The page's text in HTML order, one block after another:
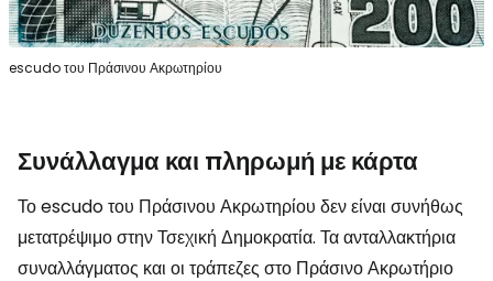
escudo του Πράσινου Ακρωτηρίου
Συνάλλαγμα και πληρωμή με κάρτα
Το escudo του Πράσινου Ακρωτηρίου δεν είναι συνήθως
μετατρέψιμο στην Τσεχική Δημοκρατία. Τα ανταλλακτήρια
συναλλάγματος και οι τράπεζες στο Πράσινο Ακρωτήριο